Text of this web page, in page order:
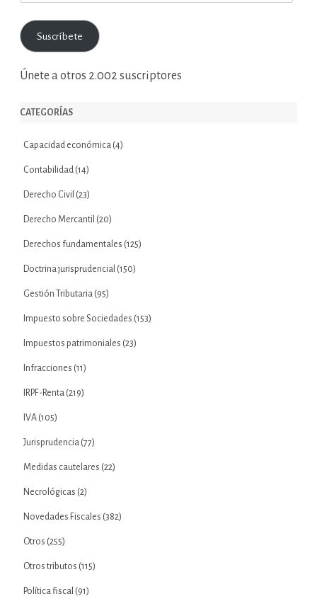
correo
electrónico
Suscríbete
Únete a otros 2.002 suscriptores
CATEGORÍAS
Capacidad económica (4)
Contabilidad (14)
Derecho Civil (23)
Derecho Mercantil (20)
Derechos fundamentales (125)
Doctrina jurisprudencial (150)
Gestión Tributaria (95)
Impuesto sobre Sociedades (153)
Impuestos patrimoniales (23)
Infracciones (11)
IRPF-Renta (219)
IVA (105)
Jurisprudencia (77)
Medidas cautelares (22)
Necrológicas (2)
Novedades Fiscales (382)
Otros (255)
Otros tributos (115)
Política fiscal (91)